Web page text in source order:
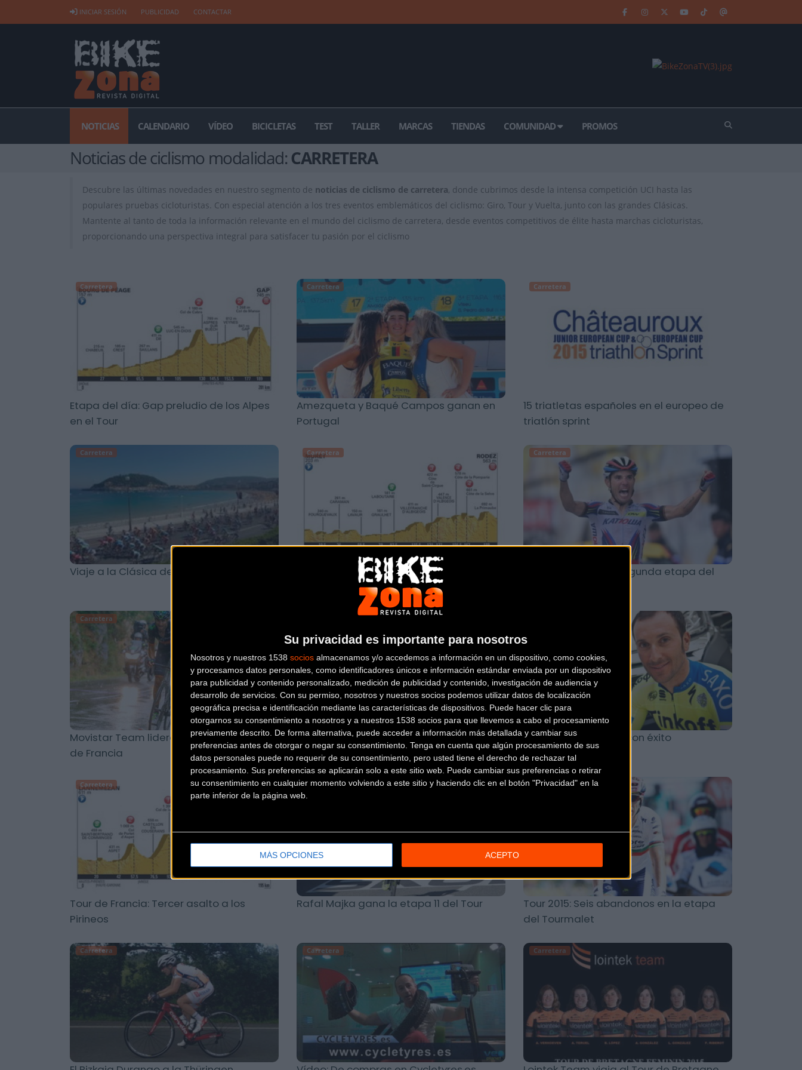
Su privacidad es importante para nosotros
Nosotros y nuestros 1538 socios almacenamos y/o accedemos a información en un dispositivo, como cookies,
y procesamos datos personales, como identificadores únicos e información estándar enviada por un dispositivo
para publicidad y contenido personalizado, medición de publicidad y contenido, investigación de audiencia y
desarrollo de servicios. Con su permiso, nosotros y nuestros socios podemos utilizar datos de localización
geográfica precisa e identificación mediante las características de dispositivos. Puede hacer clic para
otorgarnos su consentimiento a nosotros y a nuestros 1538 socios para que llevemos a cabo el procesamiento
previamente descrito. De forma alternativa, puede acceder a información más detallada y cambiar sus
preferencias antes de otorgar o negar su consentimiento. Tenga en cuenta que algún procesamiento de sus
datos personales puede no requerir de su consentimiento, pero usted tiene el derecho de rechazar tal
procesamiento. Sus preferencias se aplicarán solo a este sitio web. Puede cambiar sus preferencias o retirar
su consentimiento en cualquier momento volviendo a este sitio y haciendo clic en el botón "Privacidad" en la
parte inferior de la página web.
MÁS OPCIONES ACEPTO
INICIAR SESIÓN PUBLICIDAD CONTACTAR
NOTICIAS CALENDARIO VÍDEO BICICLETAS TEST TALLER MARCAS TIENDAS COMUNIDAD PROMOS
Noticias de ciclismo modalidad: CARRETERA
Descubre las últimas novedades en nuestro segmento de noticias de ciclismo de carretera, donde cubrimos desde la intensa competición UCI hasta las
populares pruebas cicloturistas. Con especial atención a los tres eventos emblemáticos del ciclismo: Giro, Tour y Vuelta, junto con las grandes Clásicas.
Mantente al tanto de toda la información relevante en el mundo del ciclismo de carretera, desde eventos competitivos de élite hasta marchas cicloturistas,
proporcionando una perspectiva integral para satisfacer tu pasión por el ciclismo
Carretera
Etapa del día: Gap preludio de los Alpes
en el Tour
Carretera
Amezqueta y Baqué Campos ganan en
Portugal
Carretera
15 triatletas españoles en el europeo de
triatlón sprint
Carretera
Viaje a la Clásica de San Sebastian
Carretera
El Tour se aleja de la montaña por unos
Carretera
Purito consigue su segunda etapa del
Carretera
Movistar Team lidera por equipos el Tour
de Francia
Gert Steegmans cuelga la bicicleta Ivan Basso operado con éxito
Carretera
Tour de Francia: Tercer asalto a los
Pirineos
Carretera
Rafal Majka gana la etapa 11 del Tour
Carretera
Tour 2015: Seis abandonos en la etapa
del Tourmalet
Carretera Carretera Carretera